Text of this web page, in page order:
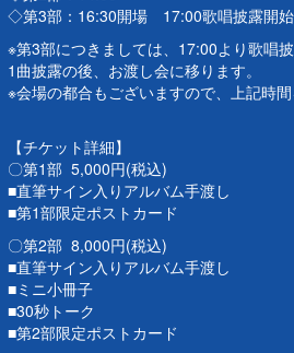
◇第3部：16:30開場 17:00歌唱披露開始
※第3部につきましては、17:00より歌唱
1曲披露の後、お渡し会に移ります。
※会場の都合もございますので、上記時間
【チケット詳細】
〇第1部 5,000円(税込)
■直筆サイン入りアルバム手渡し
■第1部限定ポストカード
〇第2部 8,000円(税込)
■直筆サイン入りアルバム手渡し
■ミニ小冊子
■30秒トーク
■第2部限定ポストカード